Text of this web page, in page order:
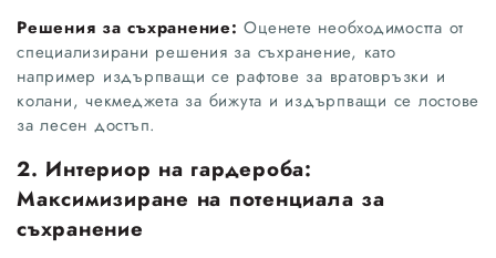
Решения за съхранение:Оценете необходимостта от
специализирани решения за съхранение, като
например издърпващи се рафтове за вратовръзки и
колани, чекмеджета за бижута и издърпващи се лостове
за лесен достъп.
2. Интериор на гардероба:
Максимизиране на потенциала за
съхранение